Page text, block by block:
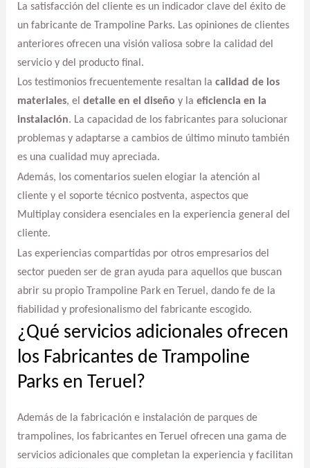
La satisfacción del cliente es un indicador clave del éxito de
un fabricante de Trampoline Parks. Las opiniones de clientes
anteriores ofrecen una visión valiosa sobre la calidad del
servicio y del producto final.
Los testimonios frecuentemente resaltan la calidad de los
materiales, el detalle en el diseño y la eficiencia en la
instalación. La capacidad de los fabricantes para solucionar
problemas y adaptarse a cambios de último minuto también
es una cualidad muy apreciada.
Además, los comentarios suelen elogiar la atención al
cliente y el soporte técnico postventa, aspectos que
Multiplay considera esenciales en la experiencia general del
cliente.
Las experiencias compartidas por otros empresarios del
sector pueden ser de gran ayuda para aquellos que buscan
abrir su propio Trampoline Park en Teruel, dando fe de la
fiabilidad y profesionalismo del fabricante escogido.
¿Qué servicios adicionales ofrecen
los Fabricantes de Trampoline
Parks en Teruel?
Además de la fabricación e instalación de parques de
trampolines, los fabricantes en Teruel ofrecen una gama de
servicios adicionales que completan la experiencia y facilitan